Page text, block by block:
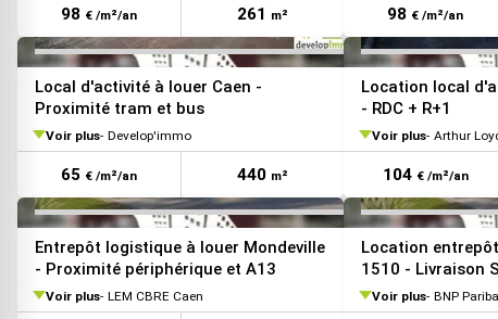
98 € /m²/an 261 m² 98 € /m²/an
Local d'activité à louer Caen -
Proximité tram et bus
Voir plus Develop'immo
65 € /m²/an 440 m²
Location local
- RDC + R+1
Voir plus Arthur
104 € /m²/an
VOIR TOUTES LES PHOTOS
Entrepôt logistique à louer Mondeville
- Proximité périphérique et A13
Voir plus LEM CBRE Caen
Location
1510 - Livraison
Voir plus BNP Paribas